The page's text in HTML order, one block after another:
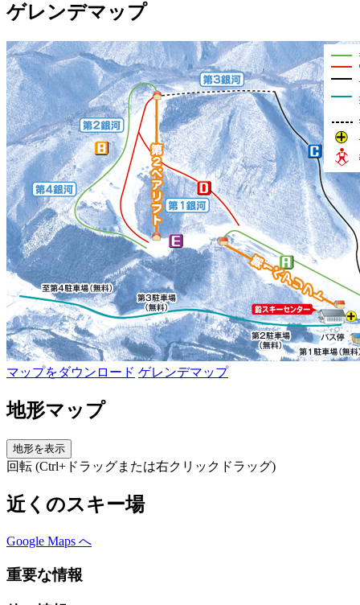
ゲレンデマップ
マップをダウンロード ゲレンデマップ
地形マップ
地形を表示
回転 (Ctrl+ドラッグまたは右クリックドラッグ)
近くのスキー場
Google Maps へ
重要な情報